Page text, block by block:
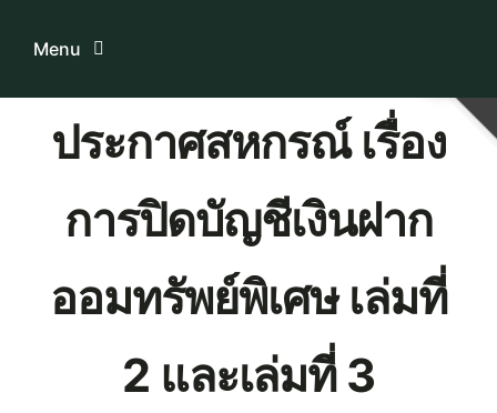
Menu
Home
ระบบบริการสมาชิก
ประกาศสหกรณ์ เรื่อง
การปิดบัญชีเงินฝาก
ออมทรัพย์พิเศษ เล่มที่
2 และเล่มที่ 3